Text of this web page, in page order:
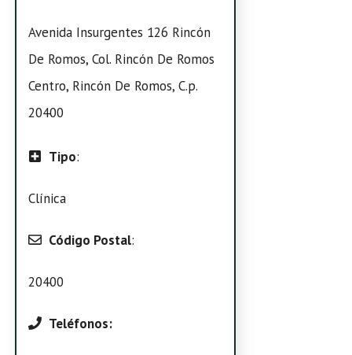
Avenida Insurgentes 126 Rincón
De Romos, Col. Rincón De Romos
Centro, Rincón De Romos, C.p.
20400
Tipo:
Clínica
Código Postal:
20400
Teléfonos: